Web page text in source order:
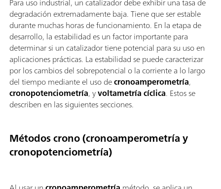
degradación extremadamente baja. Tiene que ser estable
durante muchas horas de funcionamiento. En la etapa de
desarrollo, la estabilidad es un factor importante para
determinar si un catalizador tiene potencial para su uso en
aplicaciones prácticas. La estabilidad se puede caracterizar
por los cambios del sobrepotencial o la corriente a lo largo
del tiempo mediante el uso decronoamperometría,
cronopotenciometría, yvoltametría cíclica. Estos se
describen en las siguientes secciones.
Métodos crono (cronoamperometría y
cronopotenciometría)